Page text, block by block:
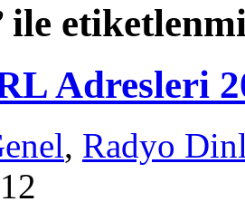
ile
Adresleri
, Radyo